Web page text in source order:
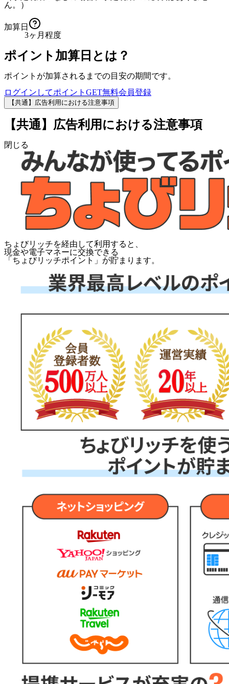
ん。）
加算日
3ヶ月程度
ポイント加算日とは？
ポイントが加算されるまでの目安の期間です。
ログインしてポイントGET無料会員登録
【共通】広告利用における注意事項
【共通】広告利用における注意事項
閉じる
ちょびリッチを経由して利用すると、
現金や電子マネーに交換できる
「 ちょびリッチポイント 」が貯まります。